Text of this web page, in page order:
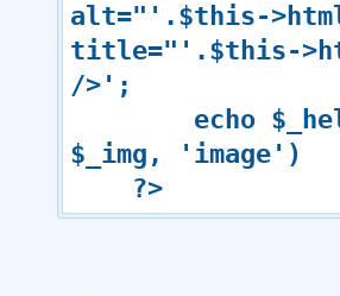
alt="'.$this-
title="'.$this-
/>';
echo
$_img, 'image')
?>